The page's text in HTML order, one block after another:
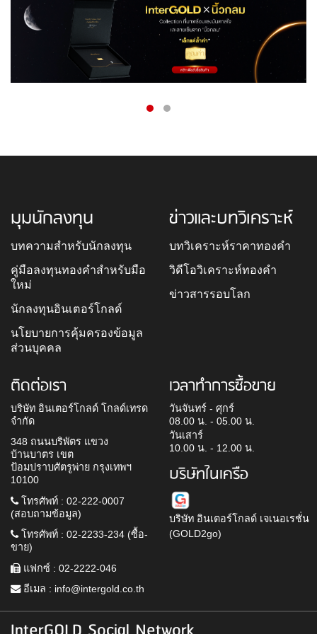
มุมนักลงทุน
บทความสำหรับนักลงทุน
คู่มือลงทุนทองคำสำหรับมือ
ใหม่
นักลงทุนอินเตอร์โกลด์
นโยบายการคุ้มครองข้อมูล
ส่วนบุคคล
ข่าวและบทวิเคราะห์
บทวิเคราะห์ราคาทองคำ
วิดีโอวิเคราะห์ทองคำ
ข่าวสารรอบโลก
ติดต่อเรา
บริษัท อินเตอร์โกลด์ โกลด์เทรด
จำกัด
348 ถนนบริพัตร แขวง
บ้านบาตร เขต
ป้อมปราบศัตรูพ่าย กรุงเทพฯ
10100
โทรศัพท์ : 02-222-0007
(สอบถามข้อมูล)
โทรศัพท์ : 02-2233-234 (ซื้อ-
ขาย)
แฟกซ์ : 02-2222-046
อีเมล : info@intergold.co.th
เวลาทำการซื้อขาย
วันจันทร์ - ศุกร์
08.00 น. - 05.00 น.
วันเสาร์
10.00 น. - 12.00 น.
บริษัทในเครือ
บริษัท อินเตอร์โกลด์ เจเนอเรชั่น
(GOLD2go)